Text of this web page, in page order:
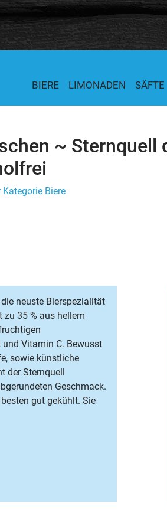
BIERE LIMONADEN SÄFTE
~ Sternquell
Biere
neuste Bierspezialität
zu 35 % aus hellem
Vitamin C. Bewusst
sowie künstliche
der Sternquell
Geschmack.
gut gekühlt. Sie